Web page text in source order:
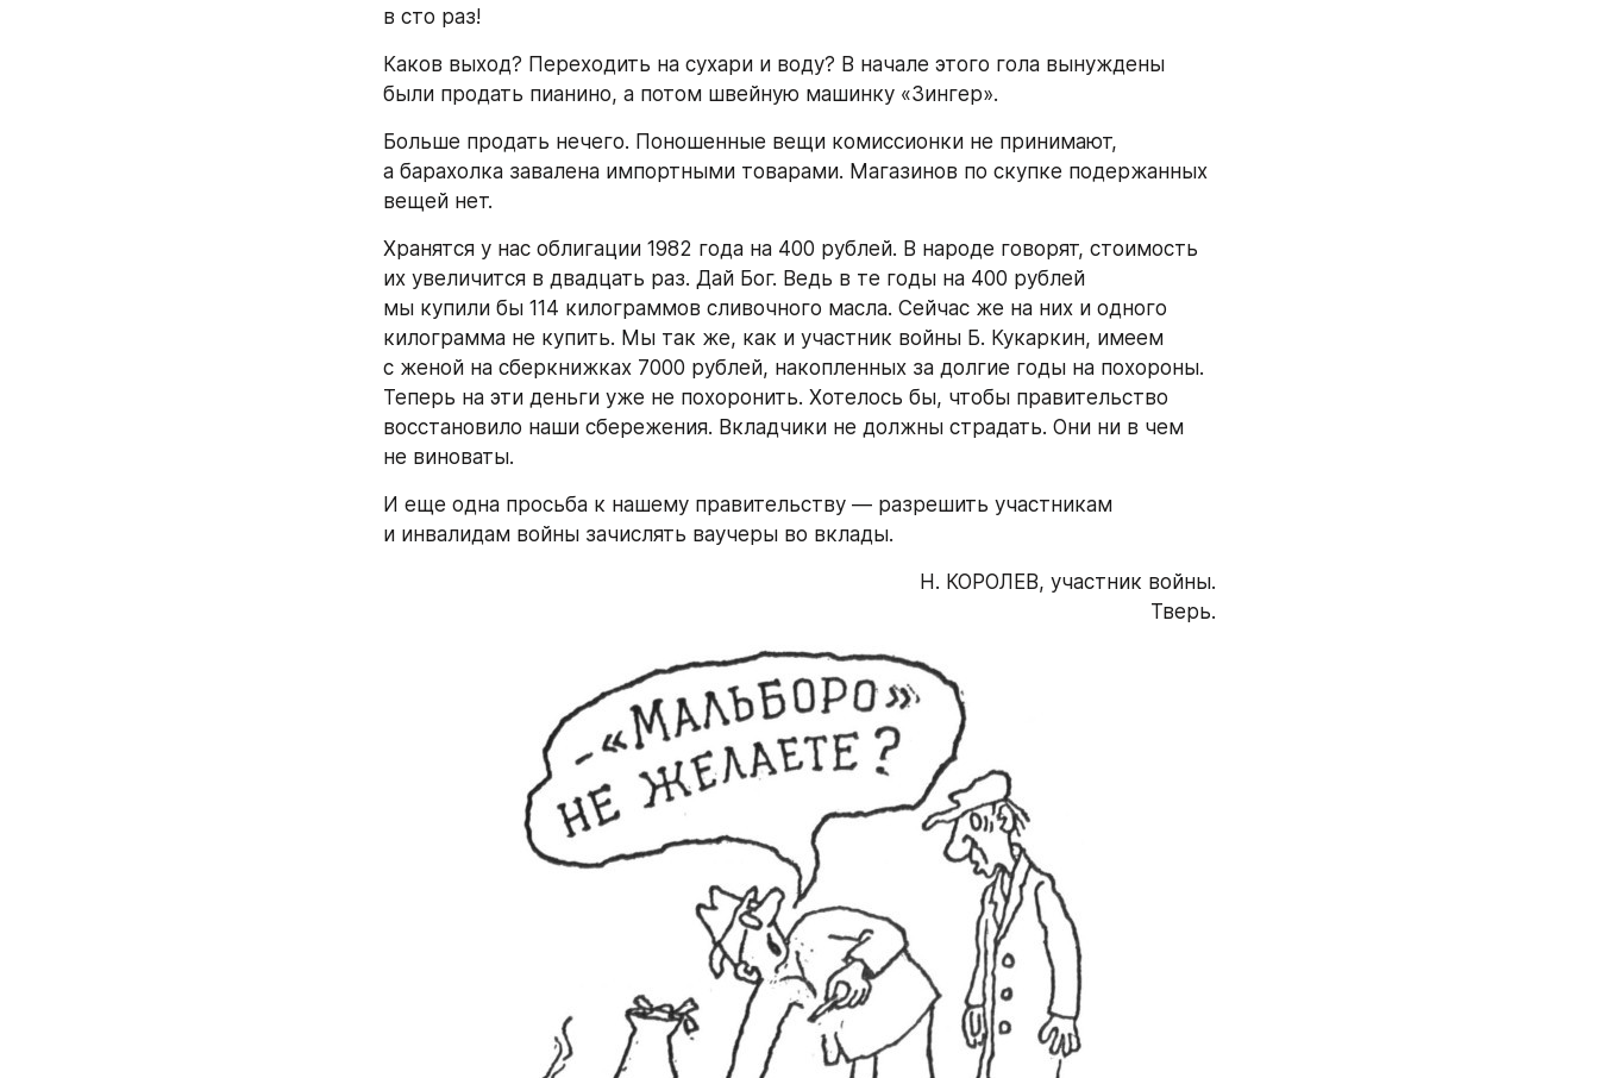
в сто раз!
Каков выход? Переходить на сухари и воду? В начале этого гола вынуждены
были продать пианино, а потом швейную машинку «Зингер».
Больше продать нечего. Поношенные вещи комиссионки не принимают,
а барахолка завалена импортными товарами. Магазинов по скупке подержанных
вещей нет.
Хранятся у нас облигации 1982 года на 400 рублей. В народе говорят, стоимость
их увеличится в двадцать раз. Дай Бог. Ведь в те годы на 400 рублей
мы купили бы 114 килограммов сливочного масла. Сейчас же на них и одного
килограмма не купить. Мы так же, как и участник войны Б. Кукаркин, имеем
с женой на сберкнижках 7000 рублей, накопленных за долгие годы на похороны.
Теперь на эти деньги уже не похоронить. Хотелось бы, чтобы правительство
восстановило наши сбережения. Вкладчики не должны страдать. Они ни в чем
не виноваты.
И еще одна просьба к нашему правительству — разрешить участникам
и инвалидам войны зачислять ваучеры во вклады.
Н. КОРОЛЕВ, участник войны.
Тверь.